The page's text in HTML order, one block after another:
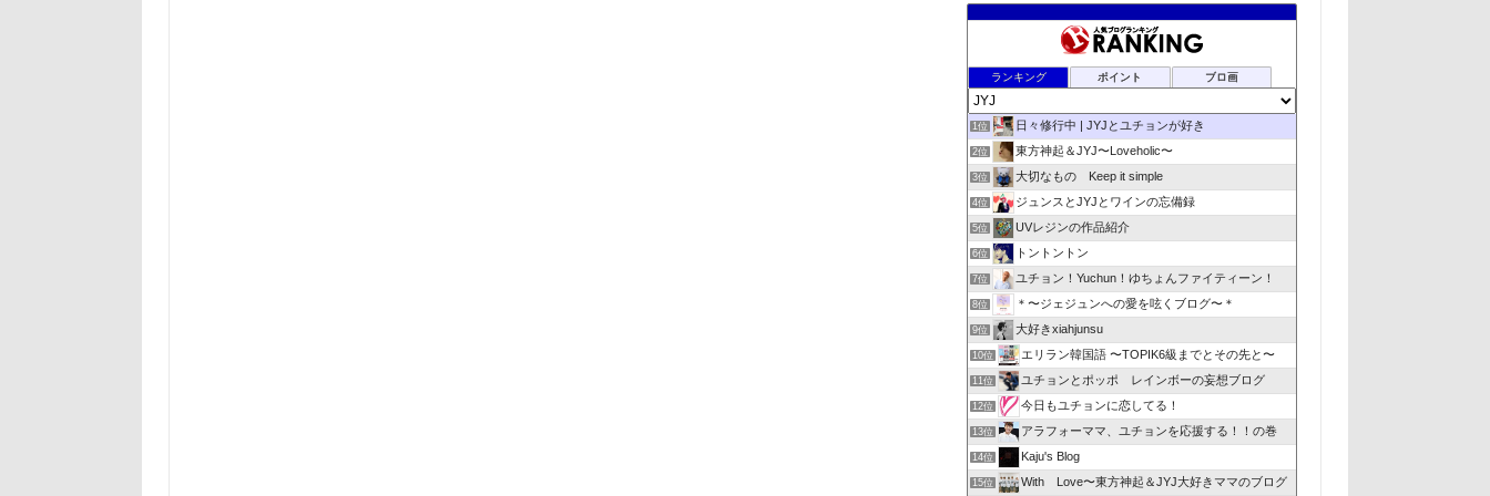
ランキング ポイント ブロ画
1位 日々修行中 | JYJとユチョンが好き
2位 東方神起＆JYJ〜Loveholic〜
3位 大切なもの Keep it simple
4位 ジュンスとJYJとワインの忘備録
5位 UVレジンの作品紹介
6位 トントントン
7位 ユチョン！Yuchun！ゆちょんファイティーン！
8位 ＊〜ジェジュンへの愛を呟くブログ〜＊
9位 大好きxiahjunsu
10位 エリラン韓国語 〜TOPIK6級までとその先と〜
11位 ユチョンとポッポ レインボーの妄想ブログ
12位 今日もユチョンに恋してる！
13位 アラフォーママ、ユチョンを応援する！！の巻
14位 Kaju's Blog
15位 With Love〜東方神起＆JYJ大好きママのブログ